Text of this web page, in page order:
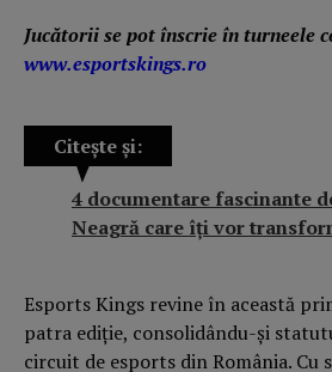
Jucătorii se pot înscrie în turneele
www.esportskings.ro
Citește și:
4 documentare fascinante
Neagră care îți vor
Esports Kings revine în această
patra ediție, consolidându-și
circuit de esports din România. Cu